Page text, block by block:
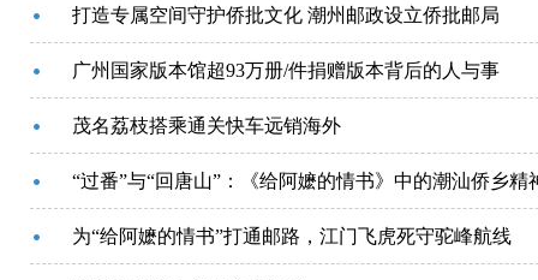
打造专属空间守护侨批文化 潮州邮政设立侨批邮局
广州国家版本馆超93万册/件捐赠版本背后的人与事
茂名荔枝搭乘通关快车远销海外
“过番”与“回唐山”：《给阿嬷的情书》中的潮汕侨乡精
为“给阿嬷的情书”打通邮路，江门飞虎死守驼峰航线